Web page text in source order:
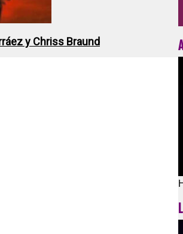
y Chriss Braund